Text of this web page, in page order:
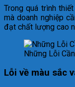
Trong quá trình
mà doanh nghiệp
đạt chất lượng cao
Những Lỗi
Lỗi về màu sắc